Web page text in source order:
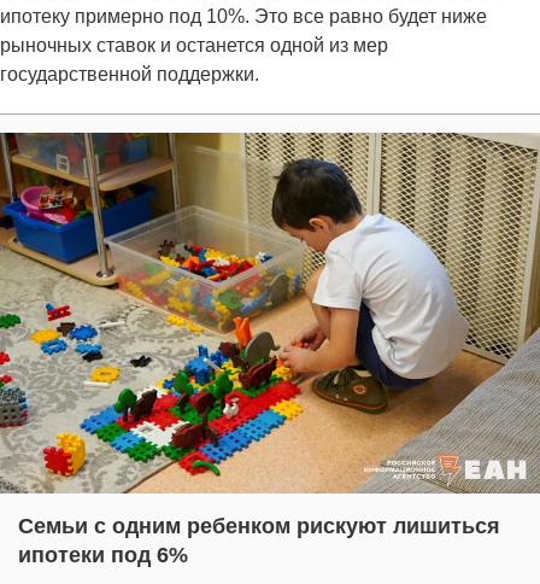
ипотеку примерно под 10%. Это все равно будет ниже
рыночных ставок и останется одной из мер
государственной поддержки.
Семьи с одним ребенком рискуют лишиться
ипотеки под 6%